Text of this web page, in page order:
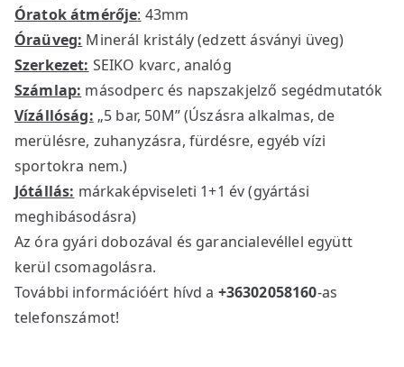
Óratok átmérője: 43mm
Óraüveg: Minerál kristály (edzett ásványi üveg)
Szerkezet: SEIKO kvarc, analóg
Számlap: másodperc és napszakjelző segédmutatók
Vízállóság: „5 bar, 50M” (Úszásra alkalmas, de
merülésre, zuhanyzásra, fürdésre, egyéb vízi
sportokra nem.)
Jótállás: márkaképviseleti 1+1 év (gyártási
meghibásodásra)
Az óra gyári dobozával és garancialevéllel együtt
kerül csomagolásra.
További információért hívd a +36302058160-as
telefonszámot!